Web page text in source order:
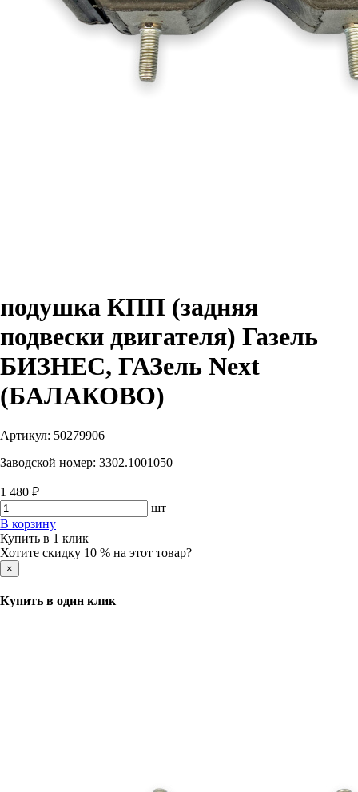
подушка КПП (задняя
подвески двигателя) Газель
БИЗНЕС, ГАЗель Next
(БАЛАКОВО)
Артикул: 50279906
Заводской номер: 3302.1001050
1 480 ₽
шт
В корзину
Купить в 1 клик
Хотите скидку 10 % на этот товар?
×
Купить в один клик